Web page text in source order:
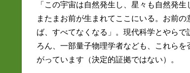
「この宇宙は自然発生し、星々も自然発
またまお前が生まれてここにいる。お前
ば、すべてなくなる」。現代科学とやら
ろん、一部量子物理学者なども、これら
がっています（決定的証拠ではない）。